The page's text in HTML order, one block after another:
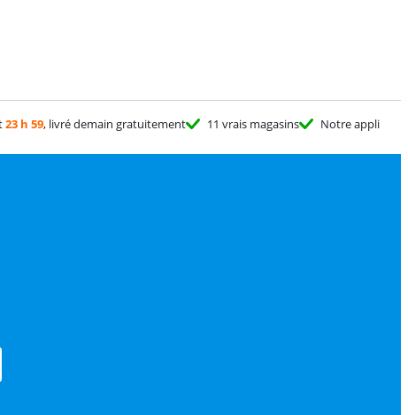
23 h 59, livré demain gratuitement 11 vrais magasins Notre appli